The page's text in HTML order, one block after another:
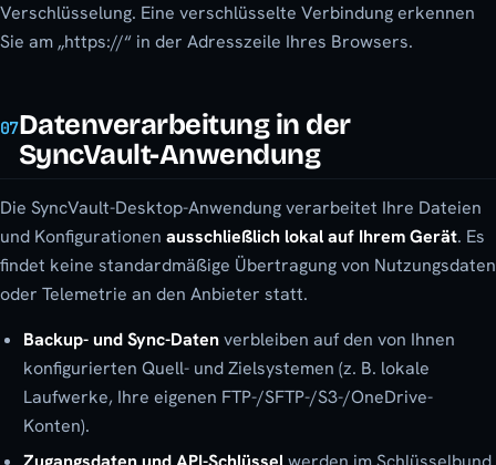
Verschlüsselung. Eine verschlüsselte Verbindung erkennen
Sie am „https://“ in der Adresszeile Ihres Browsers.
07Datenverarbeitung in der
SyncVault-Anwendung
Die SyncVault-Desktop-Anwendung verarbeitet Ihre Dateien
und Konfigurationen ausschließlich lokal auf Ihrem Gerät. Es
findet keine standardmäßige Übertragung von Nutzungsdaten
oder Telemetrie an den Anbieter statt.
Backup- und Sync-Datenverbleiben auf den von Ihnen
konfigurierten Quell- und Zielsystemen (z. B. lokale
Laufwerke, Ihre eigenen FTP-/SFTP-/S3-/OneDrive-
Konten).